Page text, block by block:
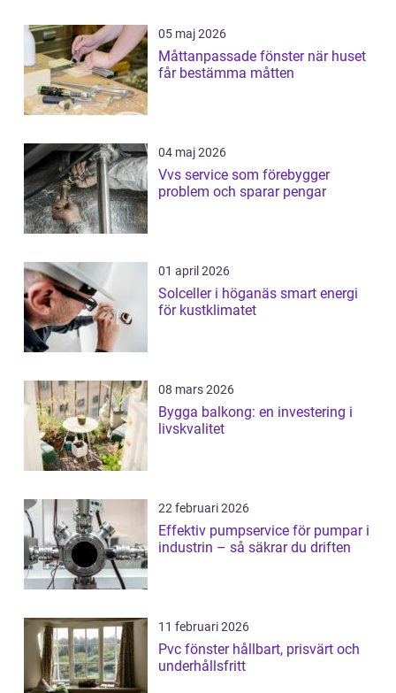
05 maj 2026
Måttanpassade fönster när huset
får bestämma måtten
04 maj 2026
Vvs service som förebygger
problem och sparar pengar
01 april 2026
Solceller i höganäs smart energi
för kustklimatet
08 mars 2026
Bygga balkong: en investering i
livskvalitet
22 februari 2026
Effektiv pumpservice för pumpar i
industrin – så säkrar du driften
11 februari 2026
Pvc fönster hållbart, prisvärt och
underhållsfritt